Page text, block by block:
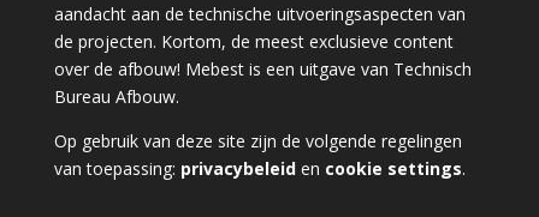
aandacht aan de technische uitvoeringsaspecten van
de projecten. Kortom, de meest exclusieve content
over de afbouw! Mebest is een uitgave van Technisch
Bureau Afbouw.
Op gebruik van deze site zijn de volgende regelingen
van toepassing: privacybeleiden cookie settings.